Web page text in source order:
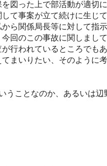
図った上で部活動が適切
て事案が立て続けに生じ
ら関係局長等に対して指
回のこの事故に関しまし
行われているところでも
まいりたい、そのように考
ことなのか、あるいは